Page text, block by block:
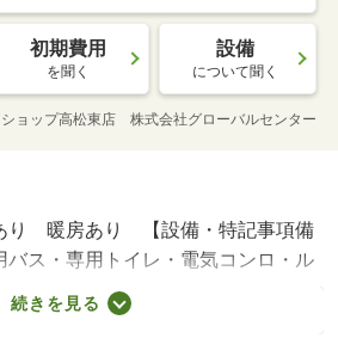
初期費用
を聞く
設備
について聞く
ショップ高松東店 株式会社グローバルセンター
り 暖房あり 【設備・特記事項備
バス・専用トイレ・電気コンロ・ル
換料 16500円/環境維持費 550円/賃
続きを見る